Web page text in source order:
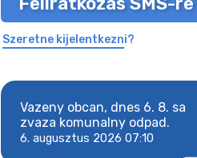
Szeretne kijelentkezni?
Vazeny obcan, dnes 6. 8. sa
zvaza komunalny odpad.
6. augusztus 2026 07:10